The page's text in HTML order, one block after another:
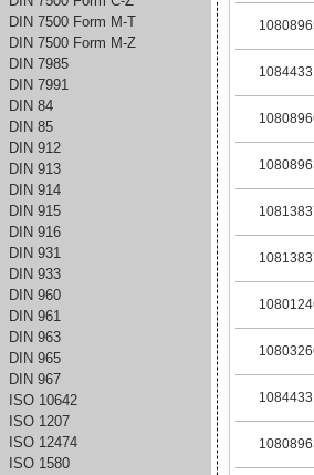
DIN 7500 Form M-T
DIN 7500 Form M-Z
DIN 7985
DIN 7991
DIN 84
DIN 85
DIN 912
DIN 913
DIN 914
DIN 915
DIN 916
DIN 931
DIN 933
DIN 960
DIN 961
DIN 963
DIN 965
DIN 967
ISO 10642
ISO 1207
ISO 12474
ISO 1580